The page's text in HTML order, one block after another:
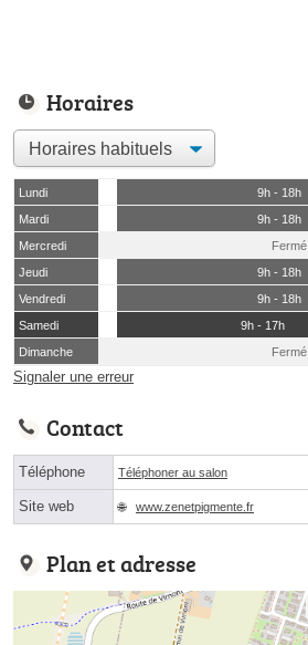
Horaires
Lundi
9h - 18h
Mardi
9h - 18h
Mercredi
Fermé
Jeudi
9h - 18h
Vendredi
9h - 18h
Samedi
9h - 17h
Dimanche
Fermé
Signaler une erreur
Contact
Téléphone Téléphoner au salon
Site web www.zenetpigmente.fr
Plan et adresse